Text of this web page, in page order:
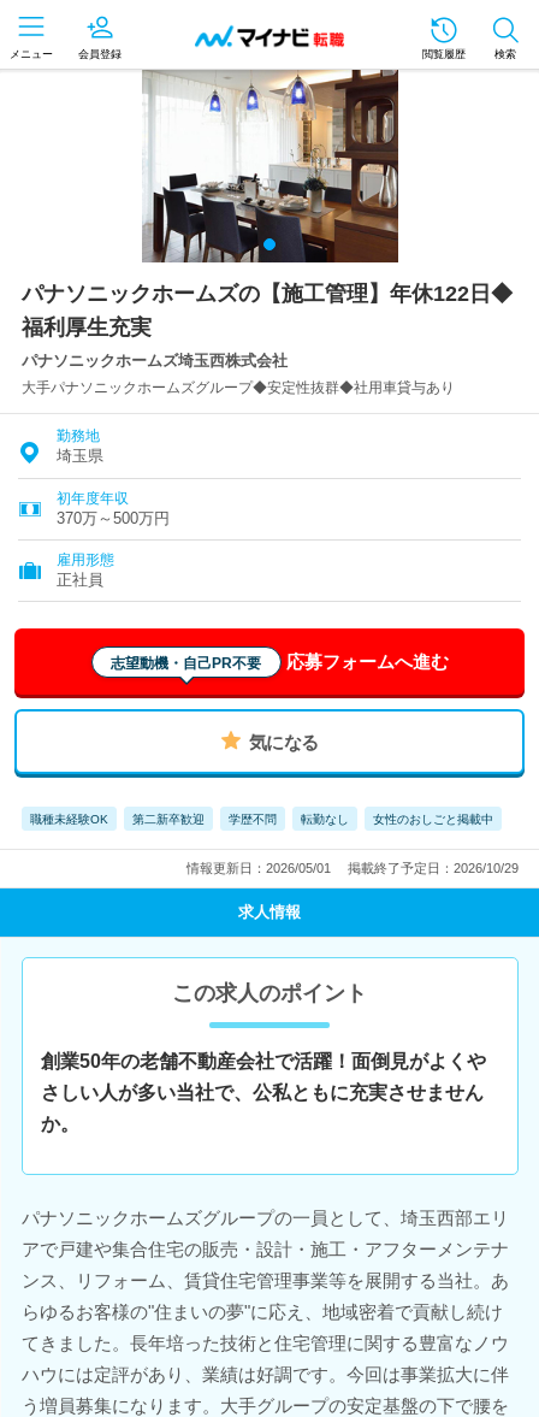
メニュー 会員登録 閲覧履歴 検索
パナソニックホームズの【施工管理】年休122日◆
福利厚生充実
パナソニックホームズ埼玉西株式会社
大手パナソニックホームズグループ◆安定性抜群◆社用車貸与あり
勤務地
埼玉県
初年度年収
370万～500万円
雇用形態
正社員
志望動機・自己PR不要 応募フォームへ進む
気になる
職種未経験OK 第二新卒歓迎 学歴不問 転勤なし 女性のおしごと掲載中
情報更新日：2026/05/01 掲載終了予定日：2026/10/29
求人情報
この求人のポイント
創業50年の老舗不動産会社で活躍！面倒見がよくや
さしい人が多い当社で、公私ともに充実させません
か。
パナソニックホームズグループの一員として、埼玉西部エリ
アで戸建や集合住宅の販売・設計・施工・アフターメンテナ
ンス、リフォーム、賃貸住宅管理事業等を展開する当社。あ
らゆるお客様の"住まいの夢"に応え、地域密着で貢献し続け
てきました。長年培った技術と住宅管理に関する豊富なノウ
ハウには定評があり、業績は好調です。今回は事業拡大に伴
う増員募集になります。大手グループの安定基盤の下で腰を